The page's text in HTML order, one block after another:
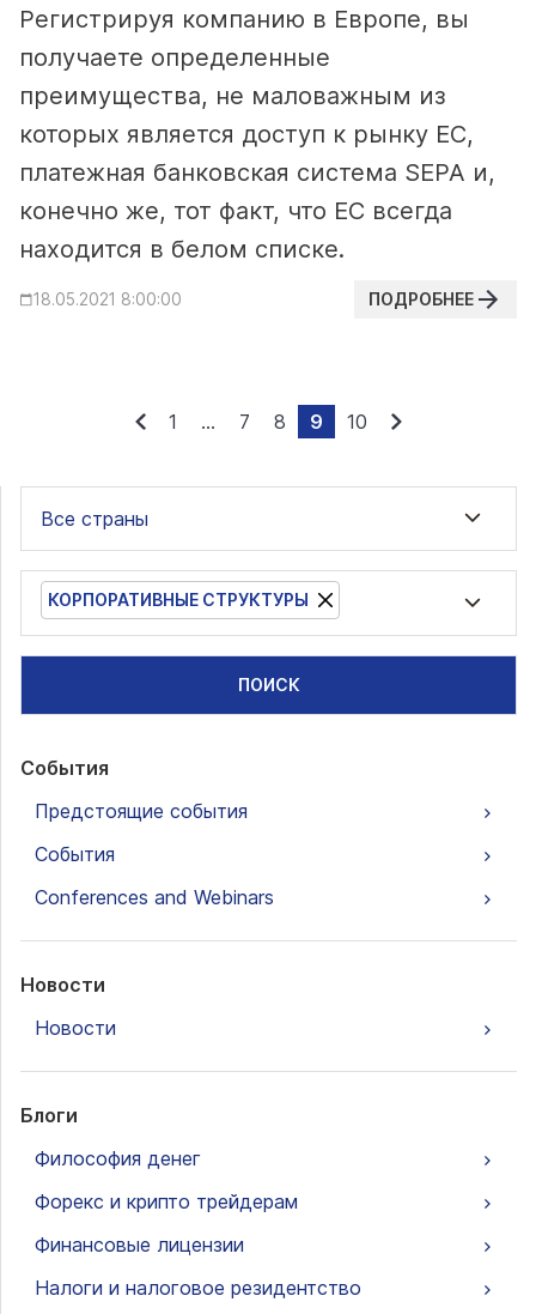
Регистрируя компанию в Европе, вы
получаете определенные
преимущества, не маловажным из
которых является доступ к рынку ЕС,
платежная банковская система SEPA и,
конечно же, тот факт, что ЕС всегда
находится в белом списке.
18.05.2021 8:00:00 ПОДРОБНЕЕ
1 ... 7 8 9 10
Все страны
КОРПОРАТИВНЫЕ СТРУКТУРЫ
ПОИСК
События
Предстоящие события
События
Conferences and Webinars
Новости
Новости
Блоги
Философия денег
Форекс и крипто трейдерам
Финансовые лицензии
Налоги и налоговое резидентство